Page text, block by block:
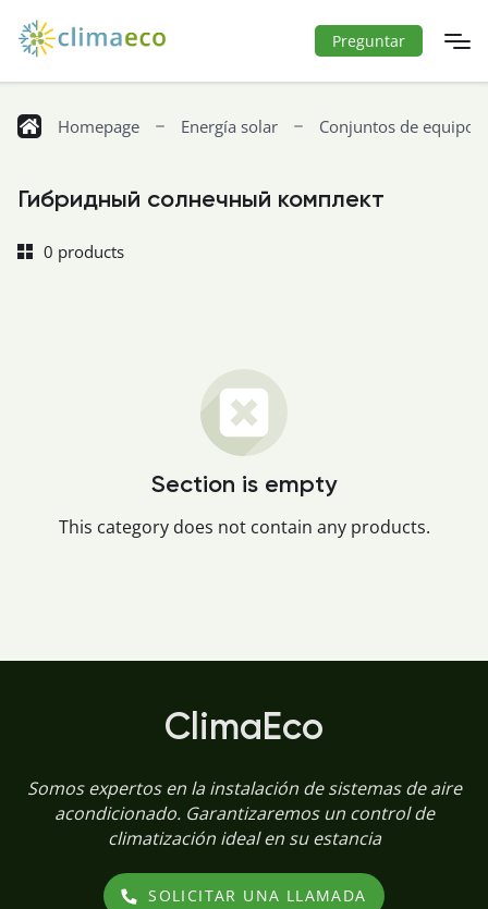
Preguntar
Homepage Energía solar Conjuntos de equipos
Гибридный солнечный комплект
0 products
Section is empty
This category does not contain any products.
ClimaEco
Somos expertos en la instalación de sistemas de aire
acondicionado. Garantizaremos un control de
climatización ideal en su estancia
SOLICITAR UNA LLAMADA